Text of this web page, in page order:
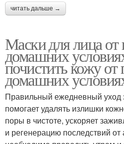
читать дальше →
Маски для лица
домашних
почистить кожу
домашних
Правильный ежедневный уход
помогает удалять излишки
поры в чистоте, ускоряет
и регенерацию последствий